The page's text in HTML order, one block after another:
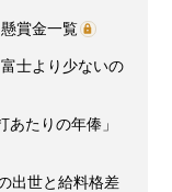
賞金一覧
士より少ないの
たりの年俸」
出世と給料格差